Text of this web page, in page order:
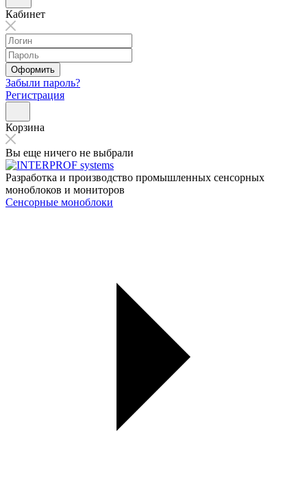
Кабинет
Оформить
Забыли пароль?
Регистрация
Корзина
Вы еще ничего не выбрали
Разработка и производство промышленных сенсорных
моноблоков и мониторов
Сенсорные моноблоки